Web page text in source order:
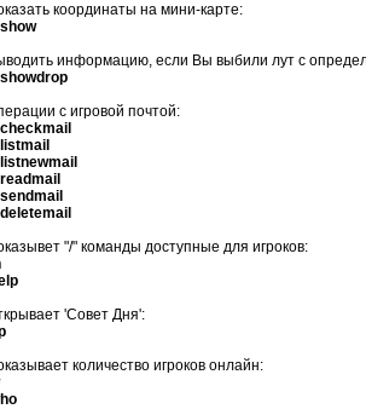
координаты на мини-карте:
информацию, если Вы выбили лут с
с игровой почтой:
"/" команды доступные для игроков:
'Совет Дня':
количество игроков онлайн: